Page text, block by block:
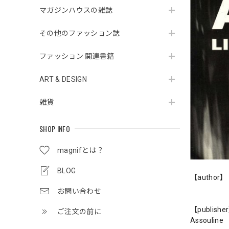
マガジンハウスの雑誌
その他のファッション誌
ファッション 関連書籍
ART & DESIGN
雑貨
SHOP INFO
magnifとは？
BLOG
お問い合わせ
ご注文の前に
【author】
【
Assouline